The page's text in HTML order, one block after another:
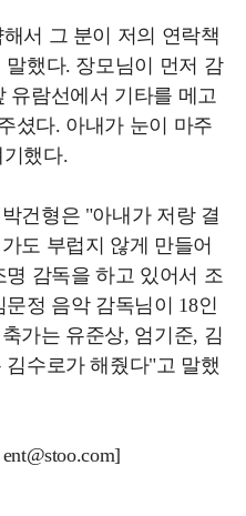
서 그 분이 저의 연락책
했다. 장모님이 먼저 감
유람선에서 기타를 메고
셨다. 아내가 눈이 마주
했다.
건형은 "아내가 저랑 결
도 부럽지 않게 만들어
감독을 하고 있어서 조
정 음악 감독님이 18인
가는 유준상, 엄기준, 김
수로가 해줬다"고 말했